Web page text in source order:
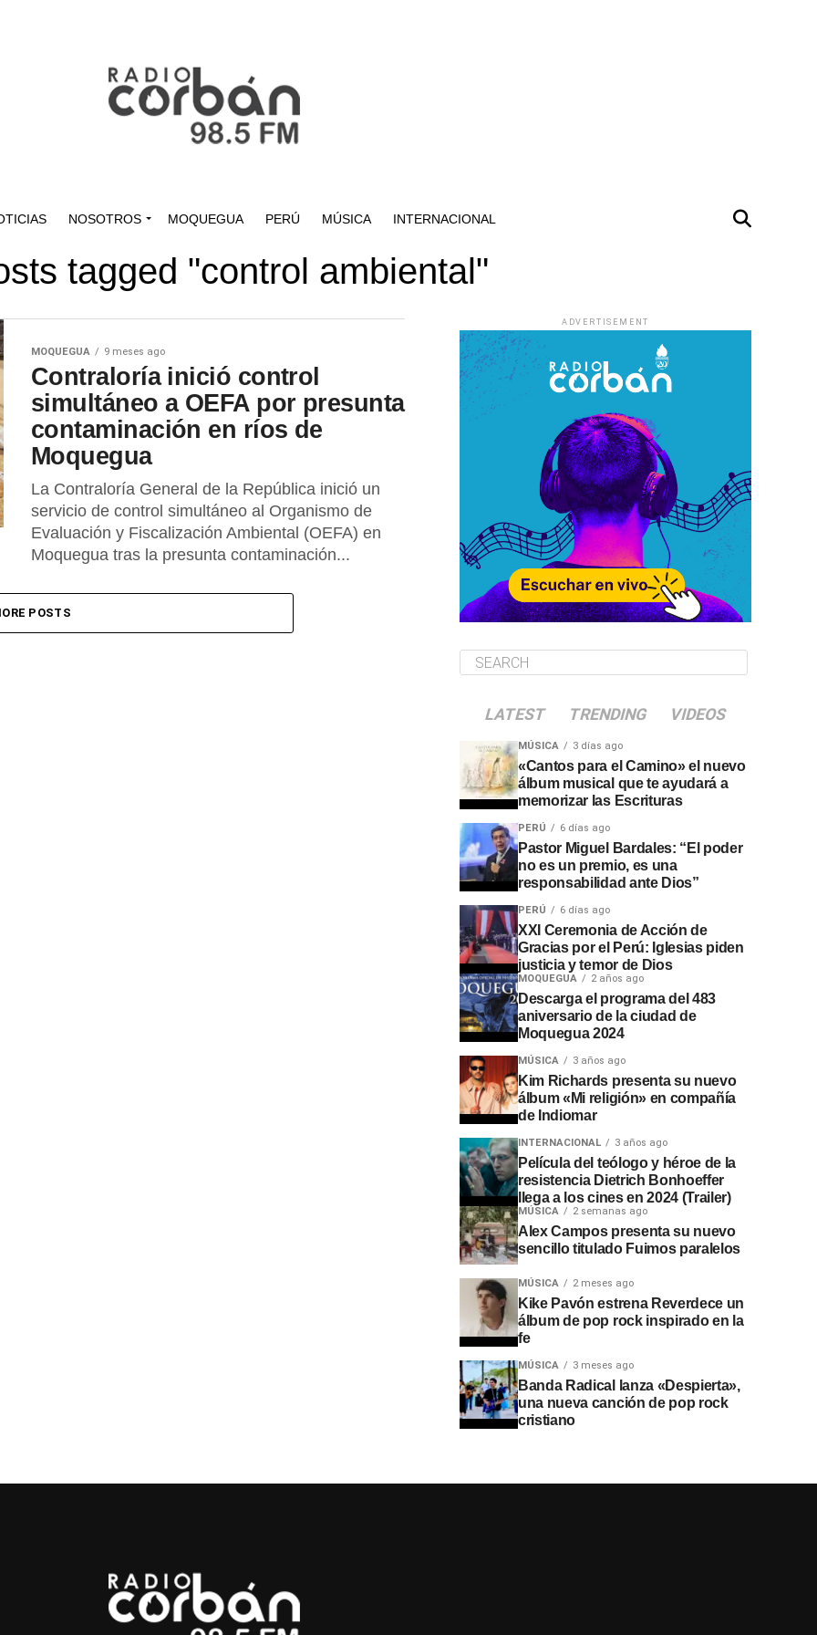
NOSOTROS MOQUEGUA PERÚ MÚSICA INTERNACIONAL
tagged "control ambiental"
MOQUEGUA 9 meses ago
Contraloría inició control
simultáneo a OEFA por presunta
contaminación en ríos de
Moquegua
La Contraloría General de la República inició un
servicio de control simultáneo al Organismo de
Evaluación y Fiscalización Ambiental (OEFA) en
Moquegua tras la presunta contaminación...
POSTS
ADVERTISEMENT
LATEST TRENDING VIDEOS
MÚSICA 3 días ago
«Cantos para el Camino» el nuevo
álbum musical que te ayudará a
memorizar las Escrituras
PERÚ 6 días ago
Pastor Miguel Bardales: “El poder
no es un premio, es una
responsabilidad ante Dios”
PERÚ 6 días ago
XXI Ceremonia de Acción de
Gracias por el Perú: Iglesias piden
justicia y temor de Dios
MOQUEGUA 2 años ago
Descarga el programa del 483
aniversario de la ciudad de
Moquegua 2024
MÚSICA 3 años ago
Kim Richards presenta su nuevo
álbum «Mi religión» en compañía
de Indiomar
INTERNACIONAL 3 años ago
Película del teólogo y héroe de la
resistencia Dietrich Bonhoeffer
llega a los cines en 2024 (Trailer)
MÚSICA 2 semanas ago
Alex Campos presenta su nuevo
sencillo titulado Fuimos paralelos
MÚSICA 2 meses ago
Kike Pavón estrena Reverdece un
álbum de pop rock inspirado en la
fe
MÚSICA 3 meses ago
Banda Radical lanza «Despierta»,
una nueva canción de pop rock
cristiano